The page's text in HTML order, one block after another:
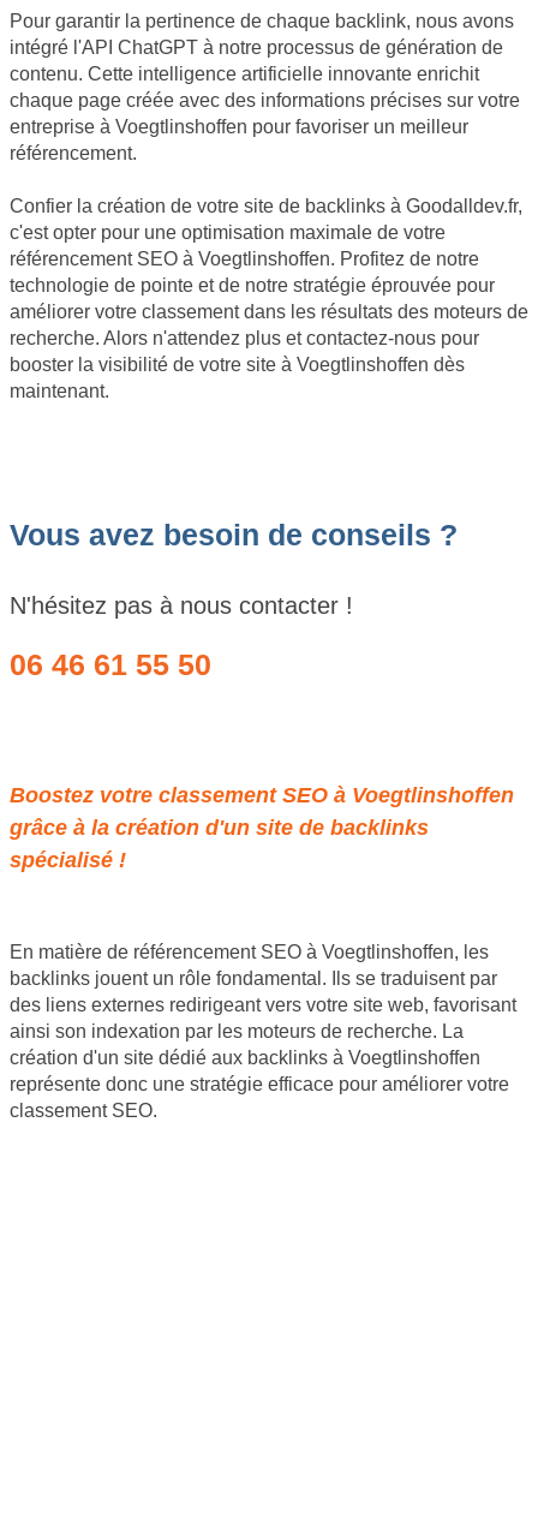
Pour garantir la pertinence de chaque backlink, nous avons
intégré l'API ChatGPT à notre processus de génération de
contenu. Cette intelligence artificielle innovante enrichit
chaque page créée avec des informations précises sur votre
entreprise à Voegtlinshoffen pour favoriser un meilleur
référencement.
Confier la création de votre site de backlinks à Goodalldev.fr,
c'est opter pour une optimisation maximale de votre
référencement SEO à Voegtlinshoffen. Profitez de notre
technologie de pointe et de notre stratégie éprouvée pour
améliorer votre classement dans les résultats des moteurs de
recherche. Alors n'attendez plus et contactez-nous pour
booster la visibilité de votre site à Voegtlinshoffen dès
maintenant.
Vous avez besoin de conseils ?
N'hésitez pas à nous contacter !
06 46 61 55 50
Boostez votre classement SEO à Voegtlinshoffen
grâce à la création d'un site de backlinks
spécialisé !
En matière de référencement SEO à Voegtlinshoffen, les
backlinks jouent un rôle fondamental. Ils se traduisent par
des liens externes redirigeant vers votre site web, favorisant
ainsi son indexation par les moteurs de recherche. La
création d'un site dédié aux backlinks à Voegtlinshoffen
représente donc une stratégie efficace pour améliorer votre
classement SEO.